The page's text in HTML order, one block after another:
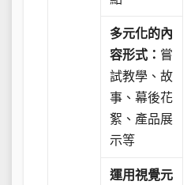
多元化的內
容形式： 嘗
試教學、故
事、幕後花
絮、產品展
示等
運用視覺元